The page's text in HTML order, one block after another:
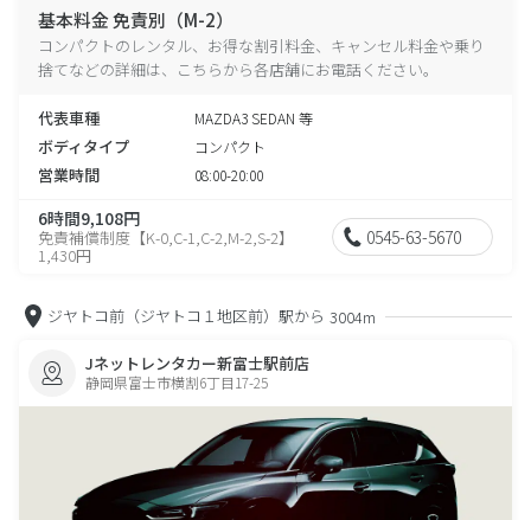
基本料金 免責別（M-2）
コンパクトのレンタル、お得な割引料金、キャンセル料金や乗り
捨てなどの詳細は、こちらから各店舗にお電話ください。
代表車種 MAZDA3 SEDAN 等
ボディタイプ コンパクト
営業時間 08:00-20:00
6時間9,108円
免責補償制度【K-0,C-1,C-2,M-2,S-2】
1,430円
0545-63-5670
ジヤトコ前（ジヤトコ１地区前）駅から 3004m
Jネットレンタカー新富士駅前店
静岡県富士市横割6丁目17-25